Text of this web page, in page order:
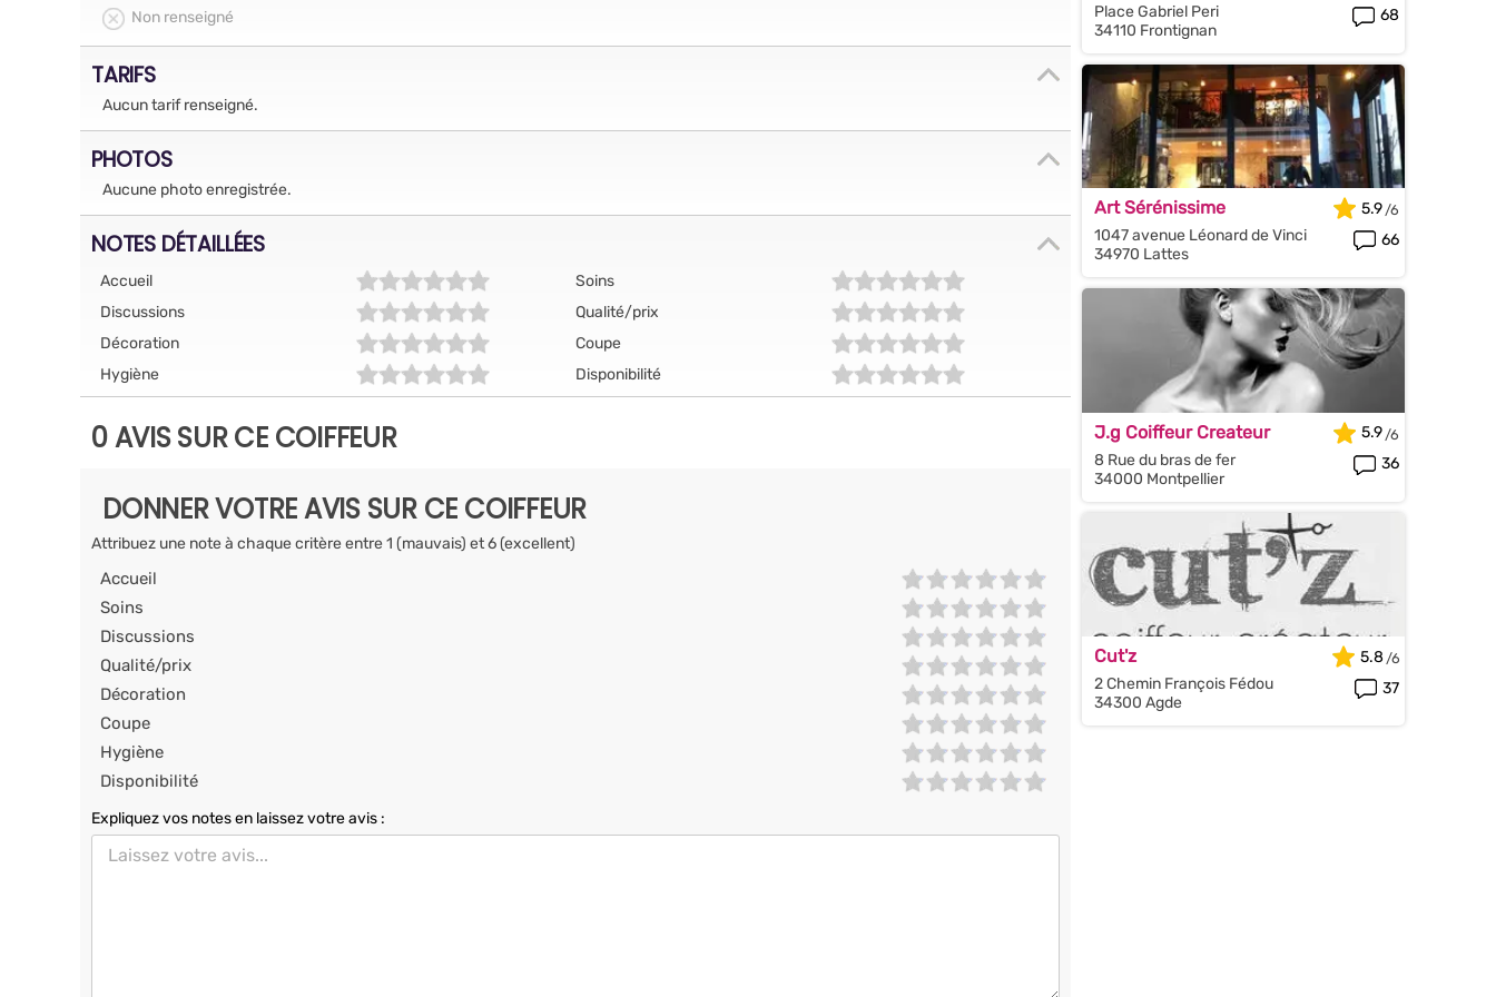
Non renseigné
TARIFS
Aucun tarif renseigné.
PHOTOS
Aucune photo enregistrée.
NOTES DÉTAILLÉES
Accueil
Soins
Discussions
Qualité/prix
Décoration
Coupe
Hygiène
Disponibilité
0 AVIS SUR CE COIFFEUR
DONNER VOTRE AVIS SUR CE COIFFEUR
Attribuez une note à chaque critère entre 1 (mauvais) et 6 (excellent)
Accueil
Soins
Discussions
Qualité/prix
Décoration
Coupe
Hygiène
Disponibilité
Expliquez vos notes en laissez votre avis :
Place Gabriel Peri
34110 Frontignan
68
Art Sérénissime
1047 avenue Léonard de Vinci
34970 Lattes
5.9
66
J.g Coiffeur Createur
8 Rue du bras de fer
34000 Montpellier
5.9
36
Cut'z
2 Chemin François Fédou
34300 Agde
5.8
37